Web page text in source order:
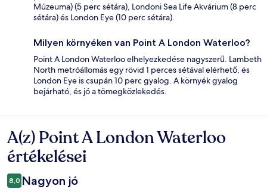
Múzeuma) (5 perc sétára), Londoni Sea Life Akvárium (8 perc
sétára) és London Eye (10 perc sétára).
Milyen környéken van Point A London Waterloo?
Point A London Waterloo elhelyezkedése nagyszerű. Lambeth
North metróállomás egy rövid 1 perces sétával elérhető, és
London Eye is csupán 10 perc gyalog. A környék gyalog
bejárható, és jó a tömegközlekedés.
Értékelések
A(z) Point A London Waterloo
értékelései
8,0 Nagyon jó